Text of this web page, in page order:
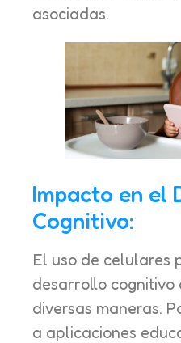
asociadas.
Impacto en el
Cognitivo:
El uso de celulares
desarrollo cognitivo
diversas maneras.
a aplicaciones